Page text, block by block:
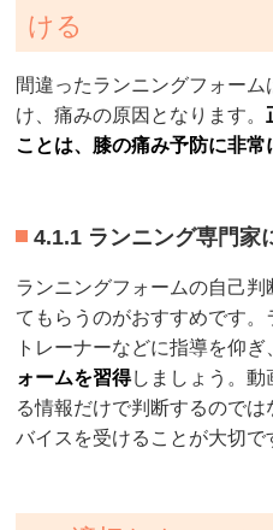
ける
間違ったランニングフォー
け、痛みの原因となります。
ことは、膝の痛み予防に非常
4.1.1 ランニング専門家
ランニングフォームの自己
てもらうのがおすすめです
トレーナーなどに指導を仰ぎ
ォームを習得しましょう。動
る情報だけで判断するので
バイスを受けることが大切で